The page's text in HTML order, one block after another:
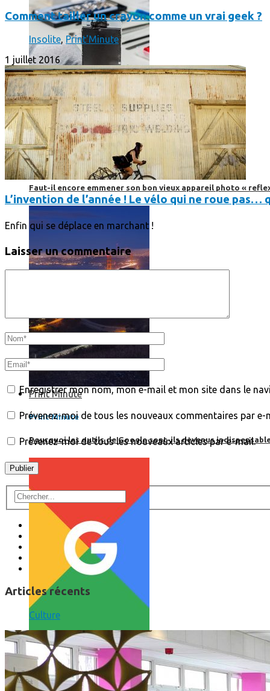
Faut-il encore emmener son bon vieux appareil photo «
Print’Minute
Print'Minute
Pourquoi les outils de Google sont-ils devenus
Comment utiliser « Photoshop » gratuitement et légalement
Comment tailler un crayon comme un vrai geek ?
Insolite, Print'Minute
1 juillet 2016
L’invention de l’année ! Le vélo qui ne roue pas…
Enfin qui se déplace en marchant !
Laisser un commentaire
Enregistrer mon nom, mon e-mail et mon site dans le
Prévenez-moi de tous les nouveaux commentaires par e-
Prévenez-moi de tous les nouveaux articles par e-mail.
Articles récents
Culture